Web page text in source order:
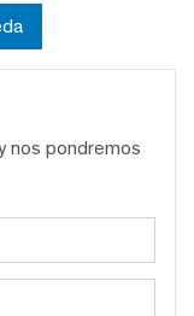
nos pondremos